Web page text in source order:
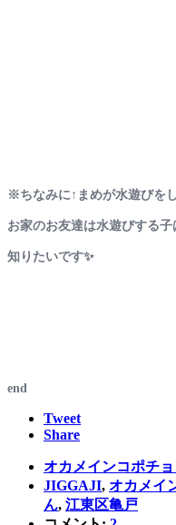
※ちなみに↑まめが水遊びを
お家のお友達は水遊びする子
知りたいです✨
end
Tweet
Share
オカメインコポチ
JIGGAJI, オカメイ
ん, 江東区亀戸